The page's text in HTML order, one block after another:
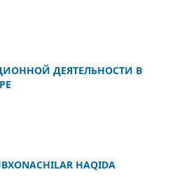
ДЕЯТЕЛЬНОСТИ В
HAQIDA